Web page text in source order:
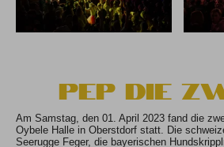
PEP die
Am Samstag, den 01. April 2023 fand die
Oybele Halle in Oberstdorf statt. Die
Seerugge Feger, die bayerischen